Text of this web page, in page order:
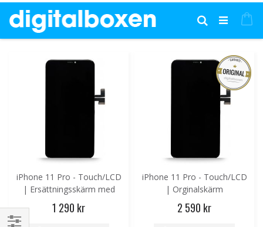
till
innehållet
Sök
iPhone 11 Pro - Touch/LCD
| Ersättningsskärm med
OLED
1 290 kr
iPhone 11 Pro - Touch/LCD
| Orginalskärm
2 590 kr